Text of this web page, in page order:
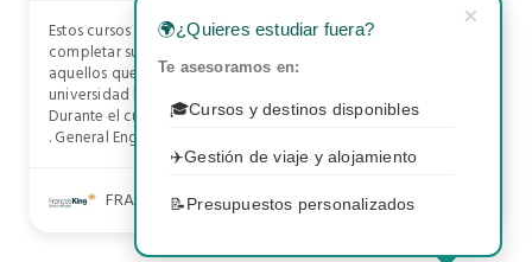
Estos cursos están dirigidos a estudiantes que acaban de
completar sus estudios y van a solicitar un trabajo o para
aquellos que son estudiantes o bien quieren acceder a una
universidad británica.
Durante el curso, se pueden hacer varios módulos:
. General English: para mejorar en todas las.
FRANCES KING SCHOOL OF ENGLISH
×
🌍¿Quieres estudiar fuera?
Te asesoramos en:
🎓Cursos y destinos disponibles
✈️Gestión de viaje y alojamiento
📝 Presupuestos personalizados